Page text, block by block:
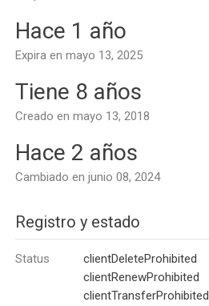
Hace 1 año
Expira en mayo 13, 2025
Tiene 8 años
Creado en mayo 13, 2018
Hace 2 años
Cambiado en junio 08, 2024
Registro y estado
Status
clientDeleteProhibited
clientRenewProhibited
clientTransferProhibited